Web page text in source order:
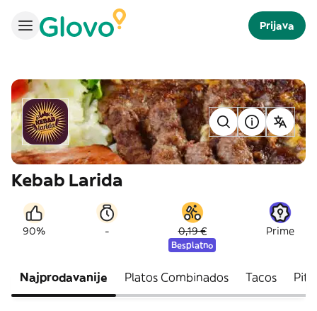
Prijava
Kebab Larida
90% - 0,19 €
Besplatno
Prime
Najprodavanije Platos Combinados Tacos